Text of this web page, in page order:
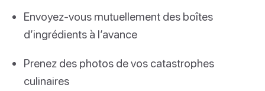
Envoyez-vous mutuellement des boîtes
d’ingrédients à l’avance
Prenez des photos de vos catastrophes
culinaires